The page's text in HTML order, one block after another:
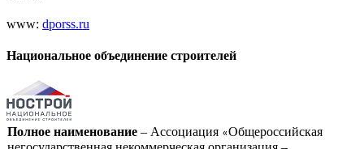
www: dporss.ru
Национальное объединение строителей
Полное наименование – Ассоциация «Общероссийская